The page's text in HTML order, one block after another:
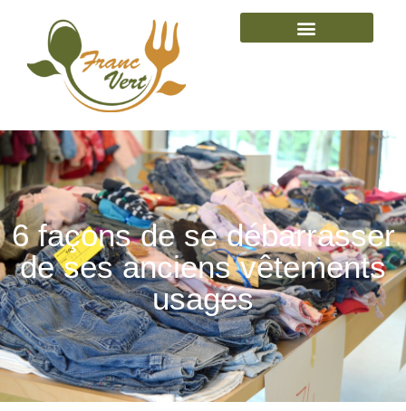
6 façons de se débarrasser
de ses anciens vêtements
usagés